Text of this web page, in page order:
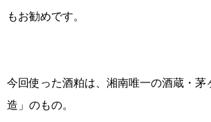
もお勧めです。
今回使った酒粕は、湘南唯一の酒蔵・茅
造」のもの。